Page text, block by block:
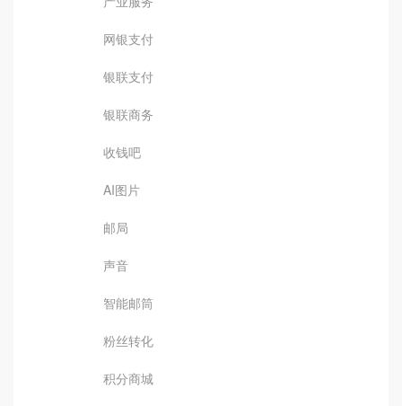
网银支付
银联支付
银联商务
收钱吧
AI图片
邮局
声音
智能邮筒
粉丝转化
积分商城